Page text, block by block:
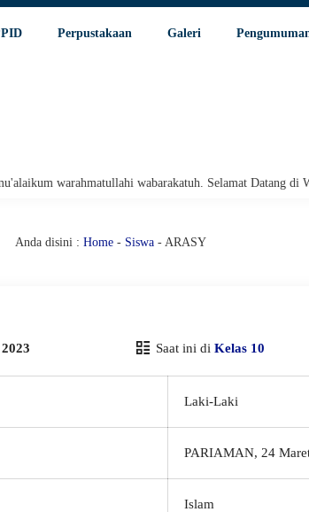
Perpustakaan Galeri
warahmatullahi wabarakatuh. Selamat Datang di
Anda disini : Home - Siswa - ARASY
Saat ini di Kelas 10
Laki-Laki
PARIAMAN, 24
Islam